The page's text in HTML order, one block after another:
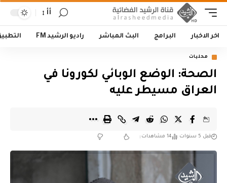
أأ
اخر الاخبار البرامج البث المباشر راديو الرشيد FM
محليات
الصحة: الوضع الوبائي لكورونا في
العراق مسيطر عليه
قبل 5 سنوات 14 مشاهدات